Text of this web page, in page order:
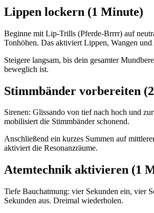
Lippen lockern (1 Minute)
Beginne mit Lip-Trills (Pferde-Brrrr) auf
Tonhöhen. Das aktiviert Lippen, Wangen
Steigere langsam, bis dein gesamter
beweglich ist.
Stimmbänder vorbereiten
Sirenen: Glissando von tief nach hoch und
mobilisiert die Stimmbänder schonend.
Anschließend ein kurzes Summen auf
aktiviert die Resonanzräume.
Atemtechnik aktivieren (1
Tiefe Bauchatmung: vier Sekunden ein, vier
Sekunden aus. Dreimal wiederholen.